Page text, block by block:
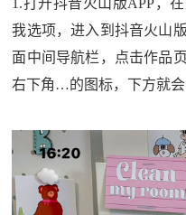
1.打开抖音火山版APP，
我选项，进入到抖音火山
面中间导航栏，点击作品
右下角…的图标，下方就会